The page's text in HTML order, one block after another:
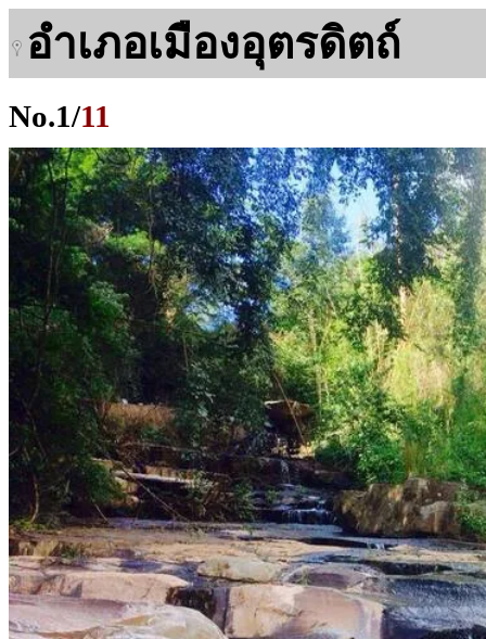
อำเภอเมืองอุตรดิตถ์
No.1/11